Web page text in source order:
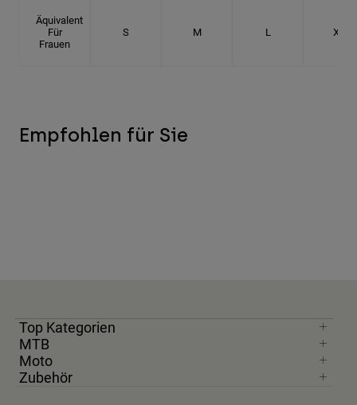
Äquivalent
Für
Frauen
S M L XL
Empfohlen für Sie
Top Kategorien
MTB
Moto
Zubehör